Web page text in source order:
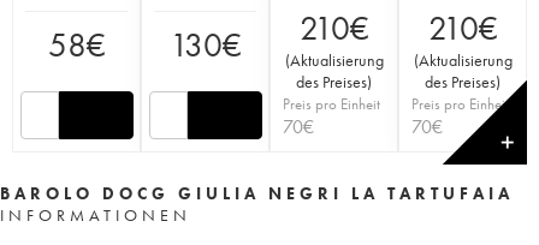
58€ 130€ 210€
(Aktualisierung
des Preises)
Preis pro Einheit
70€
210€
(Aktualisierung
des Preises)
Preis pro Einheit
70€
✕
BAROLO DOCG GIULIA NEGRI LA TARTUFAIA
INFORMATIONEN